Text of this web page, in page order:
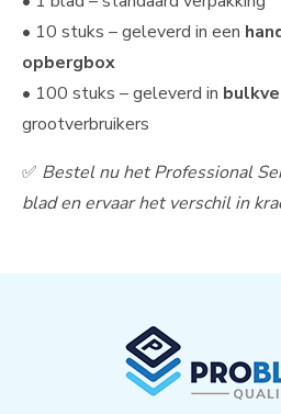
• 10 stuks – geleverd in een
opbergbox
• 100 stuks – geleverd in
grootverbruikers
✅ Bestel nu het Professional
blad en ervaar het verschil in